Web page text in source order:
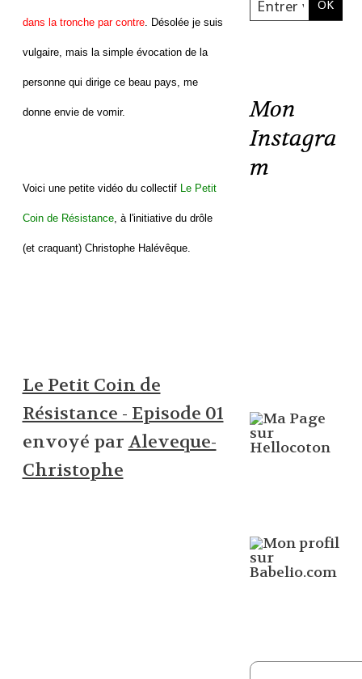
dans la tronche par contre. Désolée je suis
vulgaire, mais la simple évocation de la
personne qui dirige ce beau pays, me
donne envie de vomir.
Voici une petite vidéo du collectif Le Petit
Coin de Résistance, à l'initiative du drôle
(et craquant) Christophe Halévêque.
Le Petit Coin de
Résistance - Episode 01
envoyé par Aleveque-
Christophe
Mon
Instagra
m